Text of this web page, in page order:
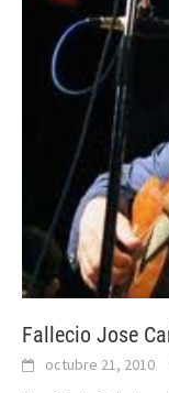
Fallecio Jose
octubre 21, 2010